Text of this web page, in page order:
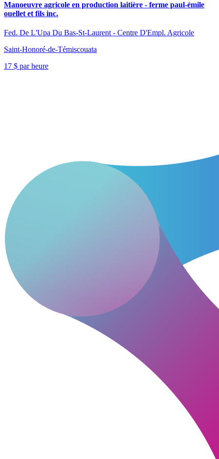
Manoeuvre agricole en production laitière - ferme paul-émile
ouellet et fils inc.
Fed. De L'Upa Du Bas-St-Laurent - Centre D'Empl. Agricole
Saint-Honoré-de-Témiscouata
17 $ par heure